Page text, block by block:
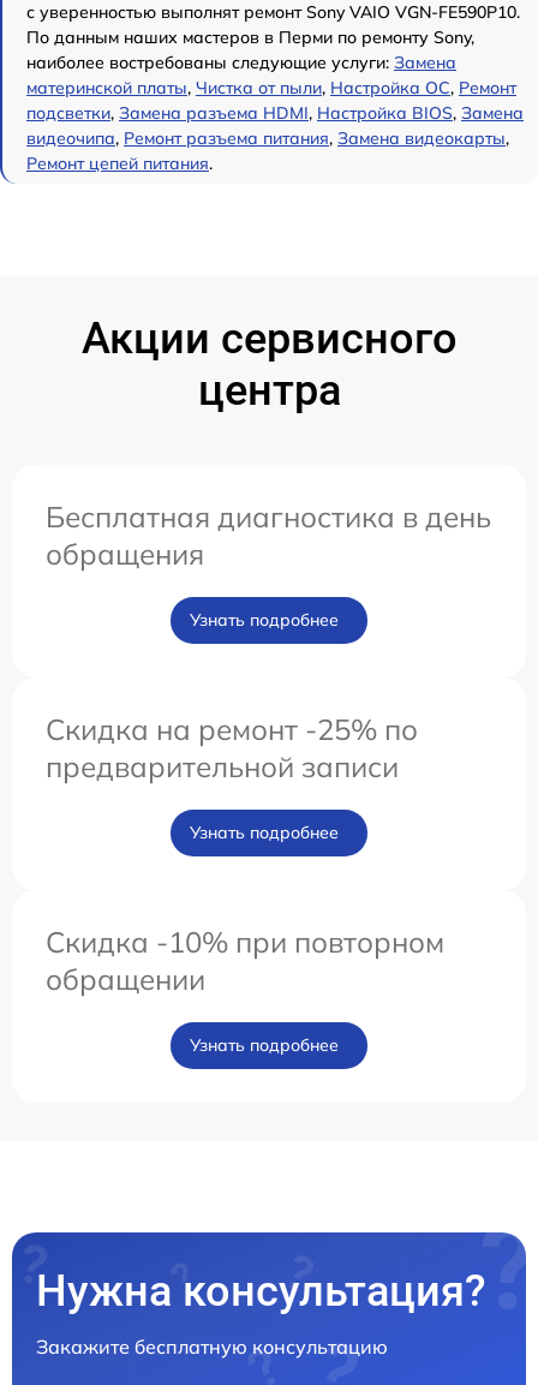
с уверенностью выполнят ремонт Sony VAIO VGN-FE590P10.
По данным наших мастеров в Перми по ремонту Sony,
наиболее востребованы следующие услуги: Замена
материнской платы, Чистка от пыли, Настройка ОС, Ремонт
подсветки, Замена разъема HDMI, Настройка BIOS, Замена
видеочипа, Ремонт разъема питания, Замена видеокарты,
Ремонт цепей питания.
Акции сервисного
центра
Бесплатная диагностика в день
обращения
Узнать подробнее
Скидка на ремонт -25% по
предварительной записи
Узнать подробнее
Скидка -10% при повторном
обращении
Узнать подробнее
Нужна консультация?
Закажите бесплатную консультацию